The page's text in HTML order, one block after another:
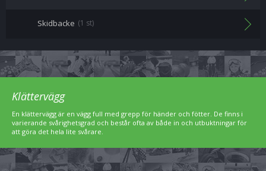
Skidbacke (1 st)
Klättervägg
En klättervägg är en vägg full med grepp för händer och fötter. De finns i
varierande svårighetsgrad och består ofta av både in och utbuktningar för
att göra det hela lite svårare.